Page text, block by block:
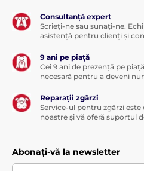
Dimensiunea S
Consultanță expert
Scrieți-ne sau sunați-ne.
asistență pentru clienți și
9 ani pe piață
Cei 9 ani de prezență pe
necesară pentru a deveni
Reparații zgărzi
Service-ul pentru zgărzi
noastre și vă oferă suportul
Abonați-vă la newsletter